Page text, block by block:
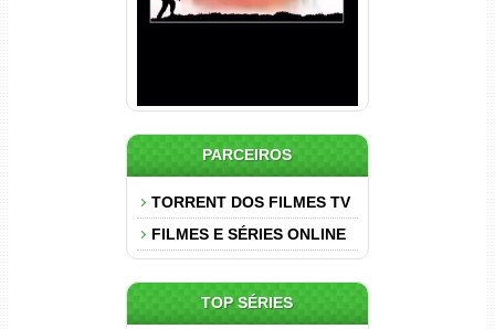
PARCEIROS
TORRENT DOS FILMES TV
FILMES E SÉRIES ONLINE
TOP SÉRIES